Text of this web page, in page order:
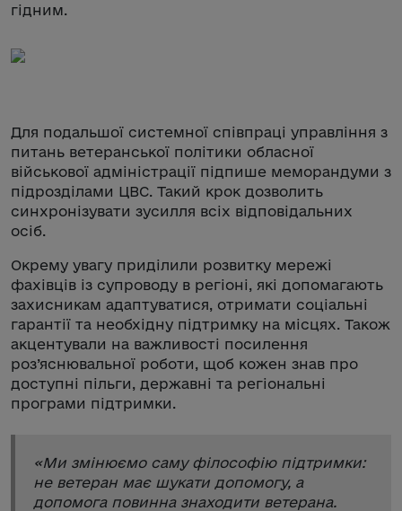
гідним.
Для подальшої системної співпраці управління з
питань ветеранської політики обласної
військової адміністрації підпише меморандуми з
підрозділами ЦВС. Такий крок дозволить
синхронізувати зусилля всіх відповідальних
осіб.
Окрему увагу приділили розвитку мережі
фахівців із супроводу в регіоні, які допомагають
захисникам адаптуватися, отримати соціальні
гарантії та необхідну підтримку на місцях. Також
акцентували на важливості посилення
роз’яснювальної роботи, щоб кожен знав про
доступні пільги, державні та регіональні
програми підтримки.
«Ми змінюємо саму філософію підтримки:
не ветеран має шукати допомогу, а
допомога повинна знаходити ветерана.